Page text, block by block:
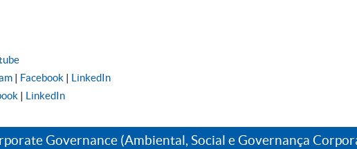
| Facebook | LinkedIn
| LinkedIn
Governance (Ambiental, Social e Governança